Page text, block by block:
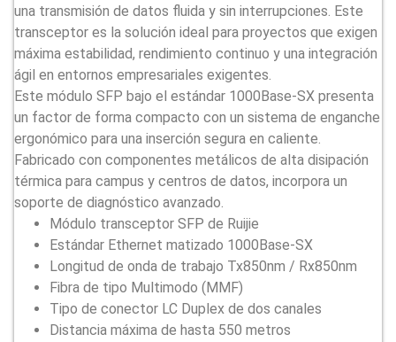
una transmisión de datos fluida y sin interrupciones. Este
transceptor es la solución ideal para proyectos que exigen
máxima estabilidad, rendimiento continuo y una integración
ágil en entornos empresariales exigentes.
Este módulo SFP bajo el estándar 1000Base-SX presenta
un factor de forma compacto con un sistema de enganche
ergonómico para una inserción segura en caliente.
Fabricado con componentes metálicos de alta disipación
térmica para campus y centros de datos, incorpora un
soporte de diagnóstico avanzado.
Módulo transceptor SFP de Ruijie
Estándar Ethernet matizado 1000Base-SX
Longitud de onda de trabajo Tx850nm / Rx850nm
Fibra de tipo Multimodo (MMF)
Tipo de conector LC Duplex de dos canales
Distancia máxima de hasta 550 metros